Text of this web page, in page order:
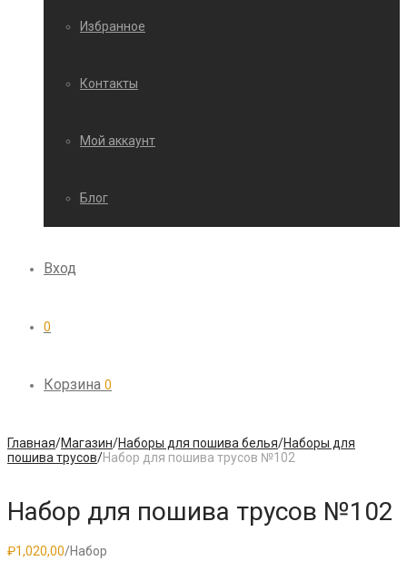
Избранное
Контакты
Мой аккаунт
Блог
Вход
0
Корзина 0
Главная/Магазин/Наборы для пошива белья/Наборы для
пошива трусов/Набор для пошива трусов №102
Набор для пошива трусов №102
₽1,020,00/Набор